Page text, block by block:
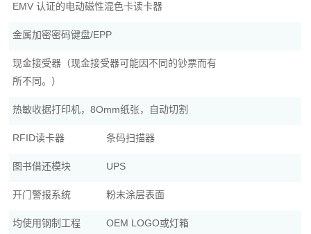
EMV 认证的电动磁性混色卡读卡器
金属加密密码键盘/EPP
现金接受器（现金接受器可能因不同的钞票而有
所不同。）
热敏收据打印机，8Omm纸张，自动切割
RFID读卡器 条码扫描器
图书借还模块 UPS
开门警报系统 粉末涂层表面
均使用钢制工程 OEM LOGO或灯箱